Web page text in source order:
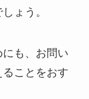
ょう。
も、お問い
ことをおす